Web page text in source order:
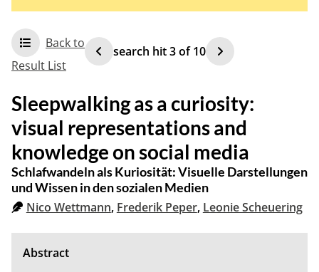
search hit3of10
Back to
Result List
Sleepwalking as a curiosity:
visual representations and
knowledge on social media
Schlafwandeln als Kuriosität: Visuelle Darstellungen
und Wissen in den sozialen Medien
Nico Wettmann, Frederik Peper, Leonie Scheuering